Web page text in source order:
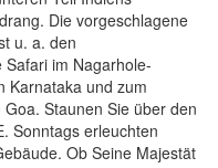
Die vorgeschlagene
u. a. den
im Nagarhole-
Karnataka und zum
Staunen Sie über den
Sonntags erleuchten
Ob Seine Majestät